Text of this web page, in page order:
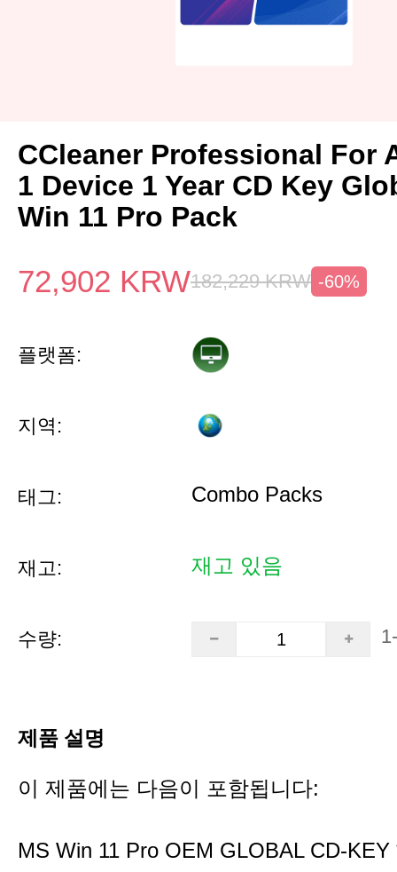
CCleaner Professional For
1 Device 1 Year CD Key
Win 11 Pro Pack
72,902 KRW182,229 KRW -60%
플랫폼:
지역:
태그: Combo Packs
재고: 재고 있음
수량:
제품 설명
이 제품에는 다음이 포함됩니다:
MS Win 11 Pro OEM GLOBAL CD-KEY